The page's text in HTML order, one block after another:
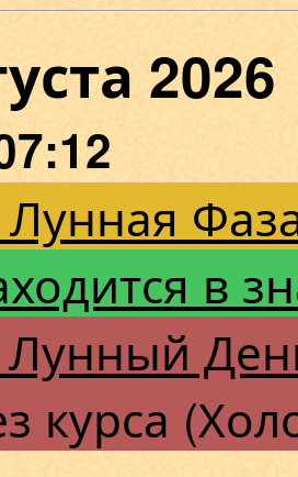
в
Лунный
курса